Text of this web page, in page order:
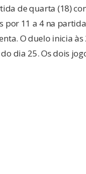
de quarta (18)
por 11 a 4 na
O duelo inicia
dia 25. Os dois